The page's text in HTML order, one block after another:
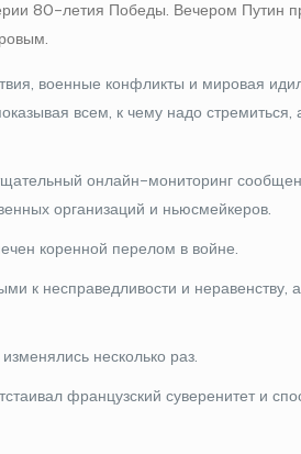
80-летия Победы. Вечером Путин
военные конфликты и мировая
всем, к чему надо стремиться,
онлайн-мониторинг
организаций и ньюсмейкеров.
коренной перелом в войне.
к несправедливости и неравенству,
несколько раз.
французский суверенитет и